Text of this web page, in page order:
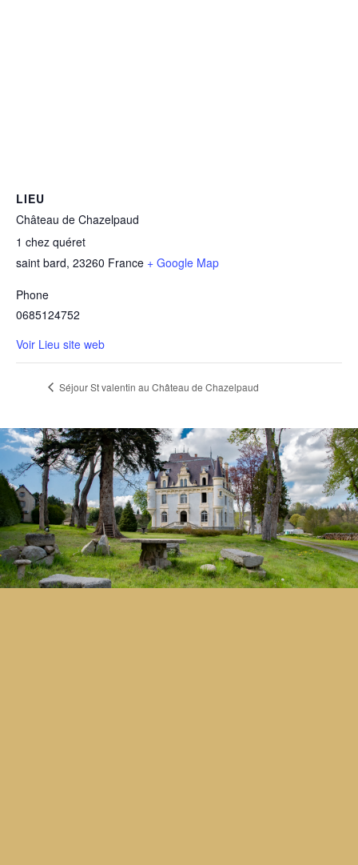
LIEU
Château de Chazelpaud
1 chez quéret
saint bard, 23260 France + Google Map
Phone
0685124752
Voir Lieu site web
Séjour St valentin au Château de Chazelpaud